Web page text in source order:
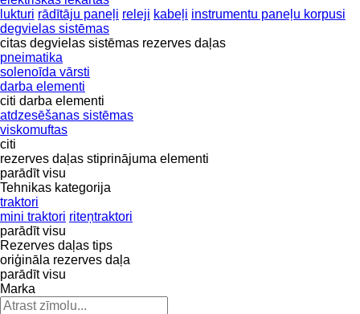
lukturi rādītāju paneļi releji kabeļi instrumentu paneļu korpusi
degvielas sistēmas
citas degvielas sistēmas rezerves daļas
pneimatika
solenoīda vārsti
darba elementi
citi darba elementi
atdzesēšanas sistēmas
viskomuftas
citi
rezerves daļas stiprinājuma elementi
parādīt visu
Tehnikas kategorija
traktori
mini traktori riteņtraktori
parādīt visu
Rezerves daļas tips
oriģināla rezerves daļa
parādīt visu
Marka